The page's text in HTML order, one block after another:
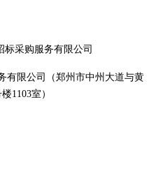
采购服务有限公司
有限公司（郑州市中州大道与黄
1103室）